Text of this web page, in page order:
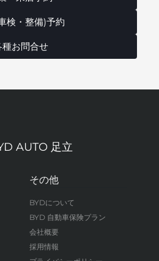
検・整備)予約
種お問合せ
AUTO 足立
その他
BYDについて
BYD 自動車保険プラン
会社概要
採用情報